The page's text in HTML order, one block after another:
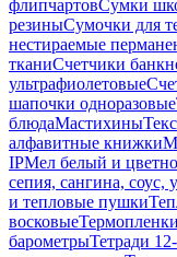
флипчартовСумки
резиныСумочки для
нестираемые
тканиСчетчики
ультрафиолетовые
шапочки одноразовые
блюдаМастихины
алфавитные книжки
IPМел белый и
сепия, сангина, соус,
и тепловые пушки
восковые
барометрыТетради